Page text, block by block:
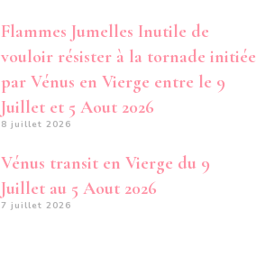
Flammes Jumelles Inutile de
vouloir résister à la tornade initiée
par Vénus en Vierge entre le 9
Juillet et 5 Aout 2026
8 juillet 2026
Vénus transit en Vierge du 9
Juillet au 5 Aout 2026
7 juillet 2026